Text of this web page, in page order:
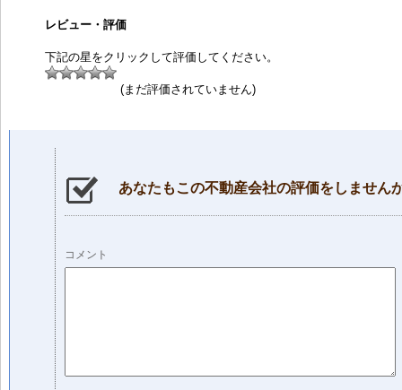
レビュー・評価
下記の星をクリックして評価してください。
(まだ評価されていません)
あなたもこの不動産会社の評価をしません
コメント